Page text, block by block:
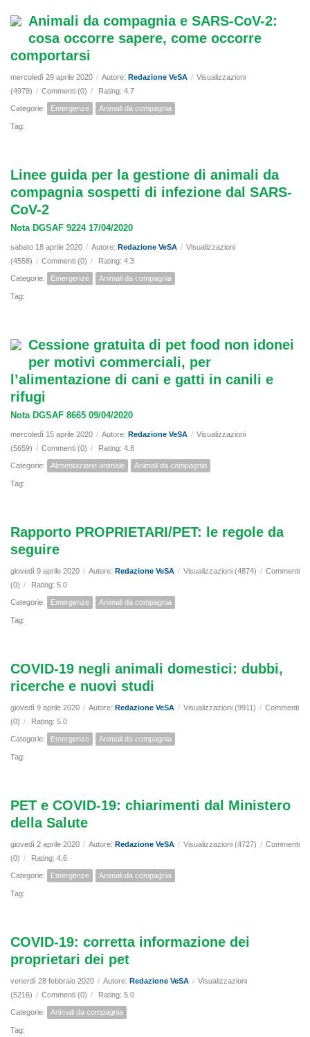
Animali da compagnia e SARS-CoV-2:
cosa occorre sapere, come occorre
comportarsi
mercoledì 29 aprile 2020 / Autore: Redazione VeSA / Visualizzazioni
(4979) / Commenti (0) / Rating: 4.7
Categorie: Emergenze Animali da compagnia
Tag:
Linee guida per la gestione di animali da
compagnia sospetti di infezione dal SARS-
CoV-2
Nota DGSAF 9224 17/04/2020
sabato 18 aprile 2020 / Autore: Redazione VeSA / Visualizzazioni
(4558) / Commenti (0) / Rating: 4.3
Categorie: Emergenze Animali da compagnia
Tag:
Cessione gratuita di pet food non idonei
per motivi commerciali, per
l’alimentazione di cani e gatti in canili e
rifugi
Nota DGSAF 8665 09/04/2020
mercoledì 15 aprile 2020 / Autore: Redazione VeSA / Visualizzazioni
(5659) / Commenti (0) / Rating: 4.8
Categorie: Alimentazione animale Animali da compagnia
Tag:
Rapporto PROPRIETARI/PET: le regole da
seguire
giovedì 9 aprile 2020 / Autore: Redazione VeSA / Visualizzazioni (4874) / Commenti
(0) / Rating: 5.0
Categorie: Emergenze Animali da compagnia
Tag:
COVID-19 negli animali domestici: dubbi,
ricerche e nuovi studi
giovedì 9 aprile 2020 / Autore: Redazione VeSA / Visualizzazioni (9911) / Commenti
(0) / Rating: 5.0
Categorie: Emergenze Animali da compagnia
Tag:
PET e COVID-19: chiarimenti dal Ministero
della Salute
giovedì 2 aprile 2020 / Autore: Redazione VeSA / Visualizzazioni (4727) / Commenti
(0) / Rating: 4.6
Categorie: Emergenze Animali da compagnia
Tag:
COVID-19: corretta informazione dei
proprietari dei pet
venerdì 28 febbraio 2020 / Autore: Redazione VeSA / Visualizzazioni
(5216) / Commenti (0) / Rating: 5.0
Categorie: Animali da compagnia
Tag: